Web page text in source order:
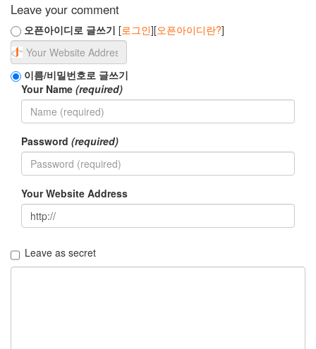
Leave your comment
오픈아이디로 글쓰기 [로그인][오픈아이디란?]
이름/비밀번호로 글쓰기
Your Name (required)
Password (required)
Your Website Address
Leave as secret
더
와
웹/
앱
접
근
위
한